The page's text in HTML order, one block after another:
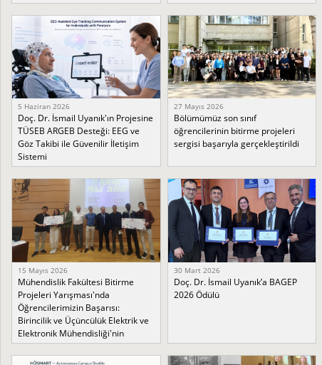
5 Haziran 2026
Doç. Dr. İsmail Uyanık'ın Projesine
TÜSEB ARGEB Desteği: EEG ve
Göz Takibi ile Güvenilir İletişim
Sistemi
27 Mayıs 2026
Bölümümüz son sınıf
öğrencilerinin bitirme projeleri
sergisi başarıyla gerçekleştirildi
15 Mayıs 2026
Mühendislik Fakültesi Bitirme
Projeleri Yarışması'nda
Öğrencilerimizin Başarısı:
Birincilik ve Üçüncülük Elektrik ve
Elektronik Mühendisliği'nin
30 Mart 2026
Doç. Dr. İsmail Uyanık’a BAGEP
2026 Ödülü